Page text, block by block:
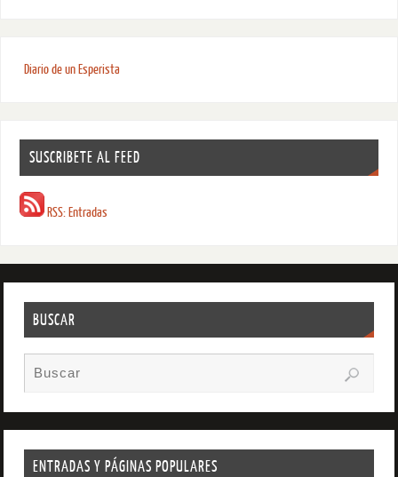
Diario de un Esperista
SUSCRIBETE AL FEED
RSS: Entradas
BUSCAR
ENTRADAS Y PÁGINAS POPULARES